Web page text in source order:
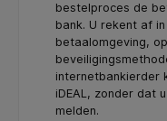
bestelproces de
bank. U rekent af
betaalomgeving,
internetbankierder
iDEAL, zonder dat
melden.